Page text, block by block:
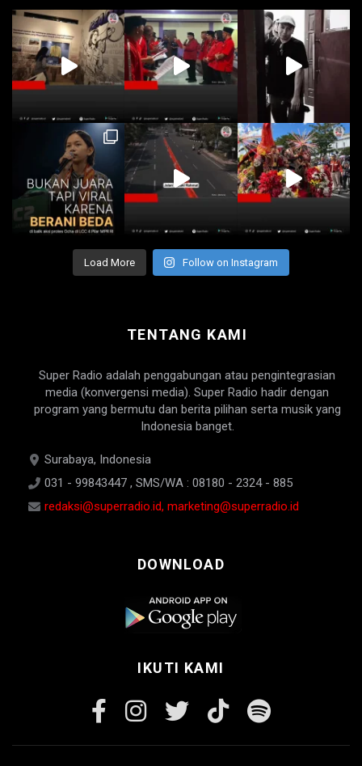
Load More Follow on Instagram
TENTANG KAMI
Super Radio adalah penggabungan atau pengintegrasian
media (konvergensi media). Super Radio hadir dengan
program yang bermutu dan berita pilihan serta musik yang
Indonesia banget.
Surabaya, Indonesia
031 - 99843447 , SMS/WA : 08180 - 2324 - 885
redaksi@superradio.id, marketing@superradio.id
DOWNLOAD
IKUTI KAMI